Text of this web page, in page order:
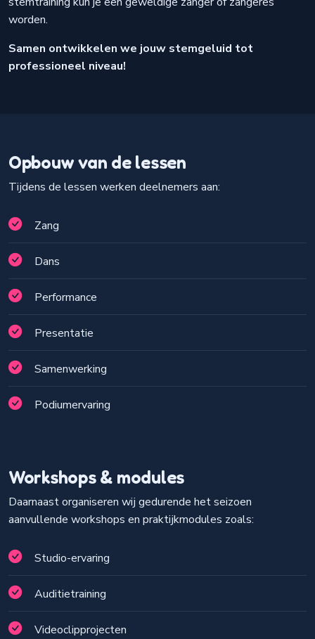
worden.
Samen ontwikkelen we jouw stemgeluid tot
professioneel niveau!
Opbouw van de lessen
Tijdens de lessen werken deelnemers aan:
Zang
Dans
Performance
Presentatie
Samenwerking
Podiumervaring
Workshops & modules
Daarnaast organiseren wij gedurende het seizoen
aanvullende workshops en praktijkmodules zoals:
Studio-ervaring
Auditietraining
Videoclipprojecten